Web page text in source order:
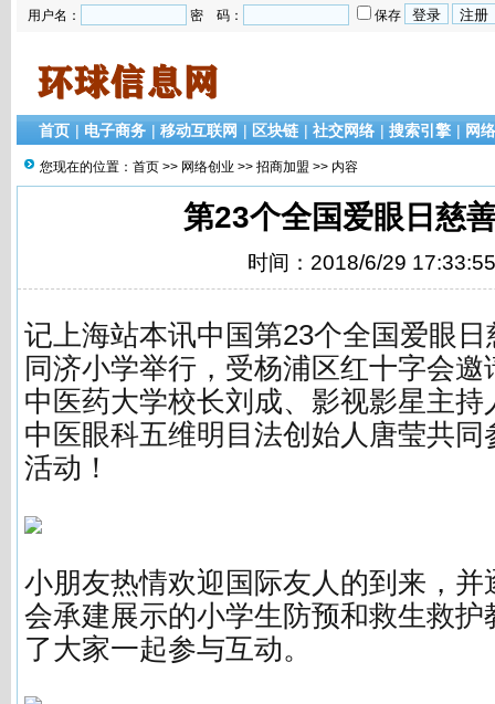
用户名： 密 码： 保存
首页 | 电子商务 | 移动互联网 | 区块链 | 社交网络 | 搜索引擎 | 网
您现在的位置： 首页 >> 网络创业 >> 招商加盟 >> 内容
第23个全国爱眼日慈
时间：2018/6/29 17:33:55
记上海站本讯中国第23个全国爱眼
同济小学举行，受杨浦区红十字会
中医药大学校长刘成、影视影星主
中医眼科五维明目法创始人唐莹共
活动！
小朋友热情欢迎国际友人的到来，并
会承建展示的小学生防预和救生救护
了大家一起参与互动。